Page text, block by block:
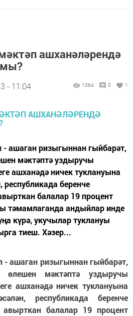
ашханәләрендә
- 11:04 1364 0 1
- ашаган ризыгыннан гыйбарәт,
мәктәптә уздыручы
ашханәдә ничек туклануына
беренче
балалар 19 процент
тәмамлаганда андыйлар инде
күрә, укучылар туклануы
тиеш. Хәзер...
- ашаган ризыгыннан гыйбарәт,
өлешен мәктәптә уздыручы
ашханәдә ничек туклануына
республикада беренче
балалар 19 процент